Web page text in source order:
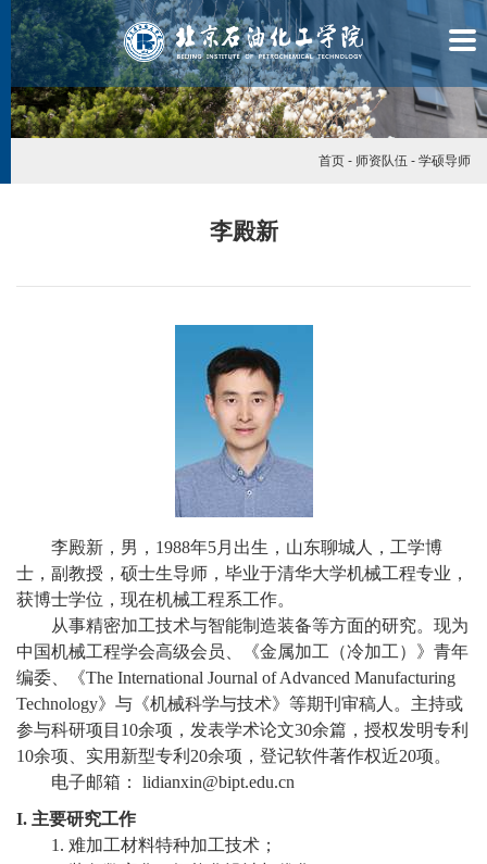
况
部
置
首页 - 师资队伍 - 学硕导师
李殿新
李殿新，男，1988年5月出生，山东聊城人，工学博
士，副教授，硕士生导师，毕业于清华大学机械工程专业，
获博士学位，现在机械工程系工作。
从事精密加工技术与智能制造装备等方面的研究。现为
中国机械工程学会高级会员、《金属加工（冷加工）》青年
编委、《The International Journal of Advanced Manufacturing
Technology》与《机械科学与技术》等期刊审稿人。主持或
参与科研项目10余项，发表学术论文30余篇，授权发明专利
10余项、实用新型专利20余项，登记软件著作权近20项。
电子邮箱：
lidianxin@bipt.edu.cn
I. 主要研究工作
1. 难加工材料特种加工技术；